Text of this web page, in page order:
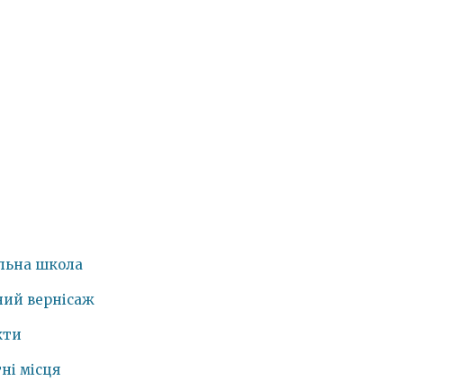
школа
вернісаж
місця